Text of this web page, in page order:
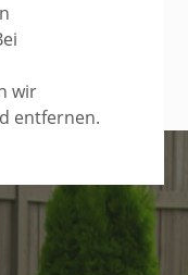
wir
entfernen.